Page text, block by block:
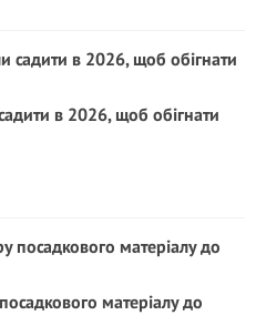
в 2026, щоб обігнати
матеріалу до